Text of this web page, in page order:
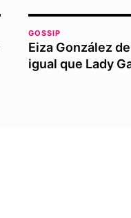
GOSSIP
Eiza González
igual que Lady